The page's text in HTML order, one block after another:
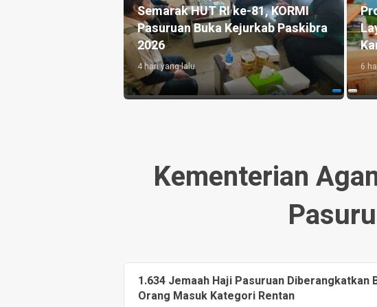
HUT RI ke-81, KORMI
Buka Kejurkab Paskibra
Program Ketahanan
Layanan Warga Binaan di
Karawang
6 hari yang lalu
Kementerian
1.634 Jemaah Haji Pasuruan Diberangkatkan
Orang Masuk Kategori Rentan